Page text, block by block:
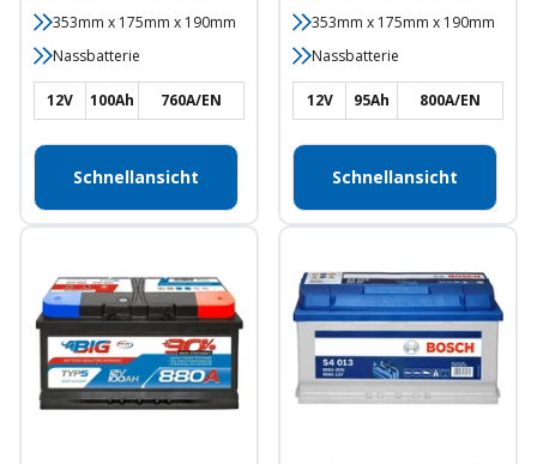
353mm x 175mm x 190mm
Nassbatterie
12V 100Ah 760A/EN
Schnellansicht
353mm x 175mm x 190mm
Nassbatterie
12V 95Ah 800A/EN
Schnellansicht